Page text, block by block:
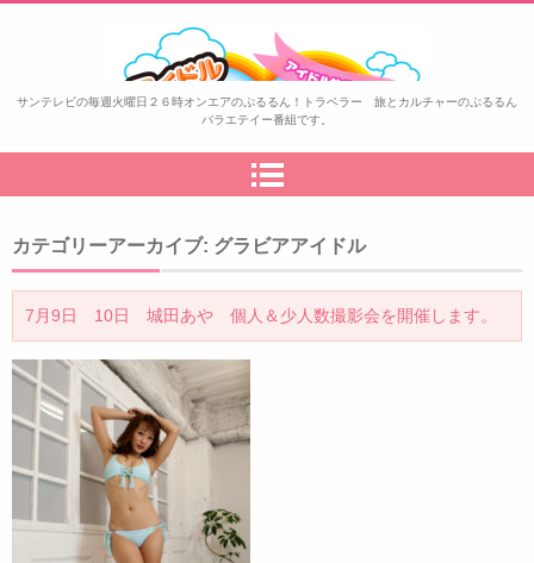
ぷるるん！トラベラー
サンテレビの毎週火曜日２６時オンエアのぷるるん！トラベラー 旅とカルチャーのぷるるん
バラエテイー番組です。
カテゴリーアーカイブ: グラビアアイドル
7月9日 10日 城田あや 個人＆少人数撮影会を開催します。